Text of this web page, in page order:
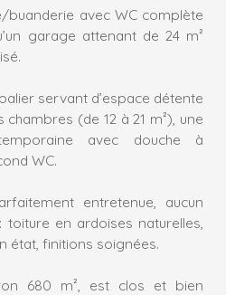
buanderie avec WC complète
garage attenant de 24 m²
servant d’espace détente
(de 12 à 21 m²), une
avec douche à
WC.
entretenue, aucun
en ardoises naturelles,
état, finitions soignées.
680 m², est clos et bien